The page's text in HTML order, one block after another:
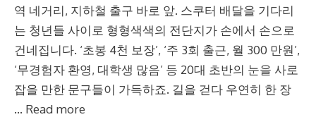
역 네거리, 지하철 출구 바로 앞. 스쿠터 배달을 기다리
는 청년들 사이로 형형색색의 전단지가 손에서 손으로
건네집니다. ‘초봉 4천 보장’, ‘주 3회 출근, 월 300 만원’,
‘무경험자 환영, 대학생 많음’ 등 20대 초반의 눈을 사로
잡을 만한 문구들이 가득하죠. 길을 걷다 우연히 한 장
… Read more